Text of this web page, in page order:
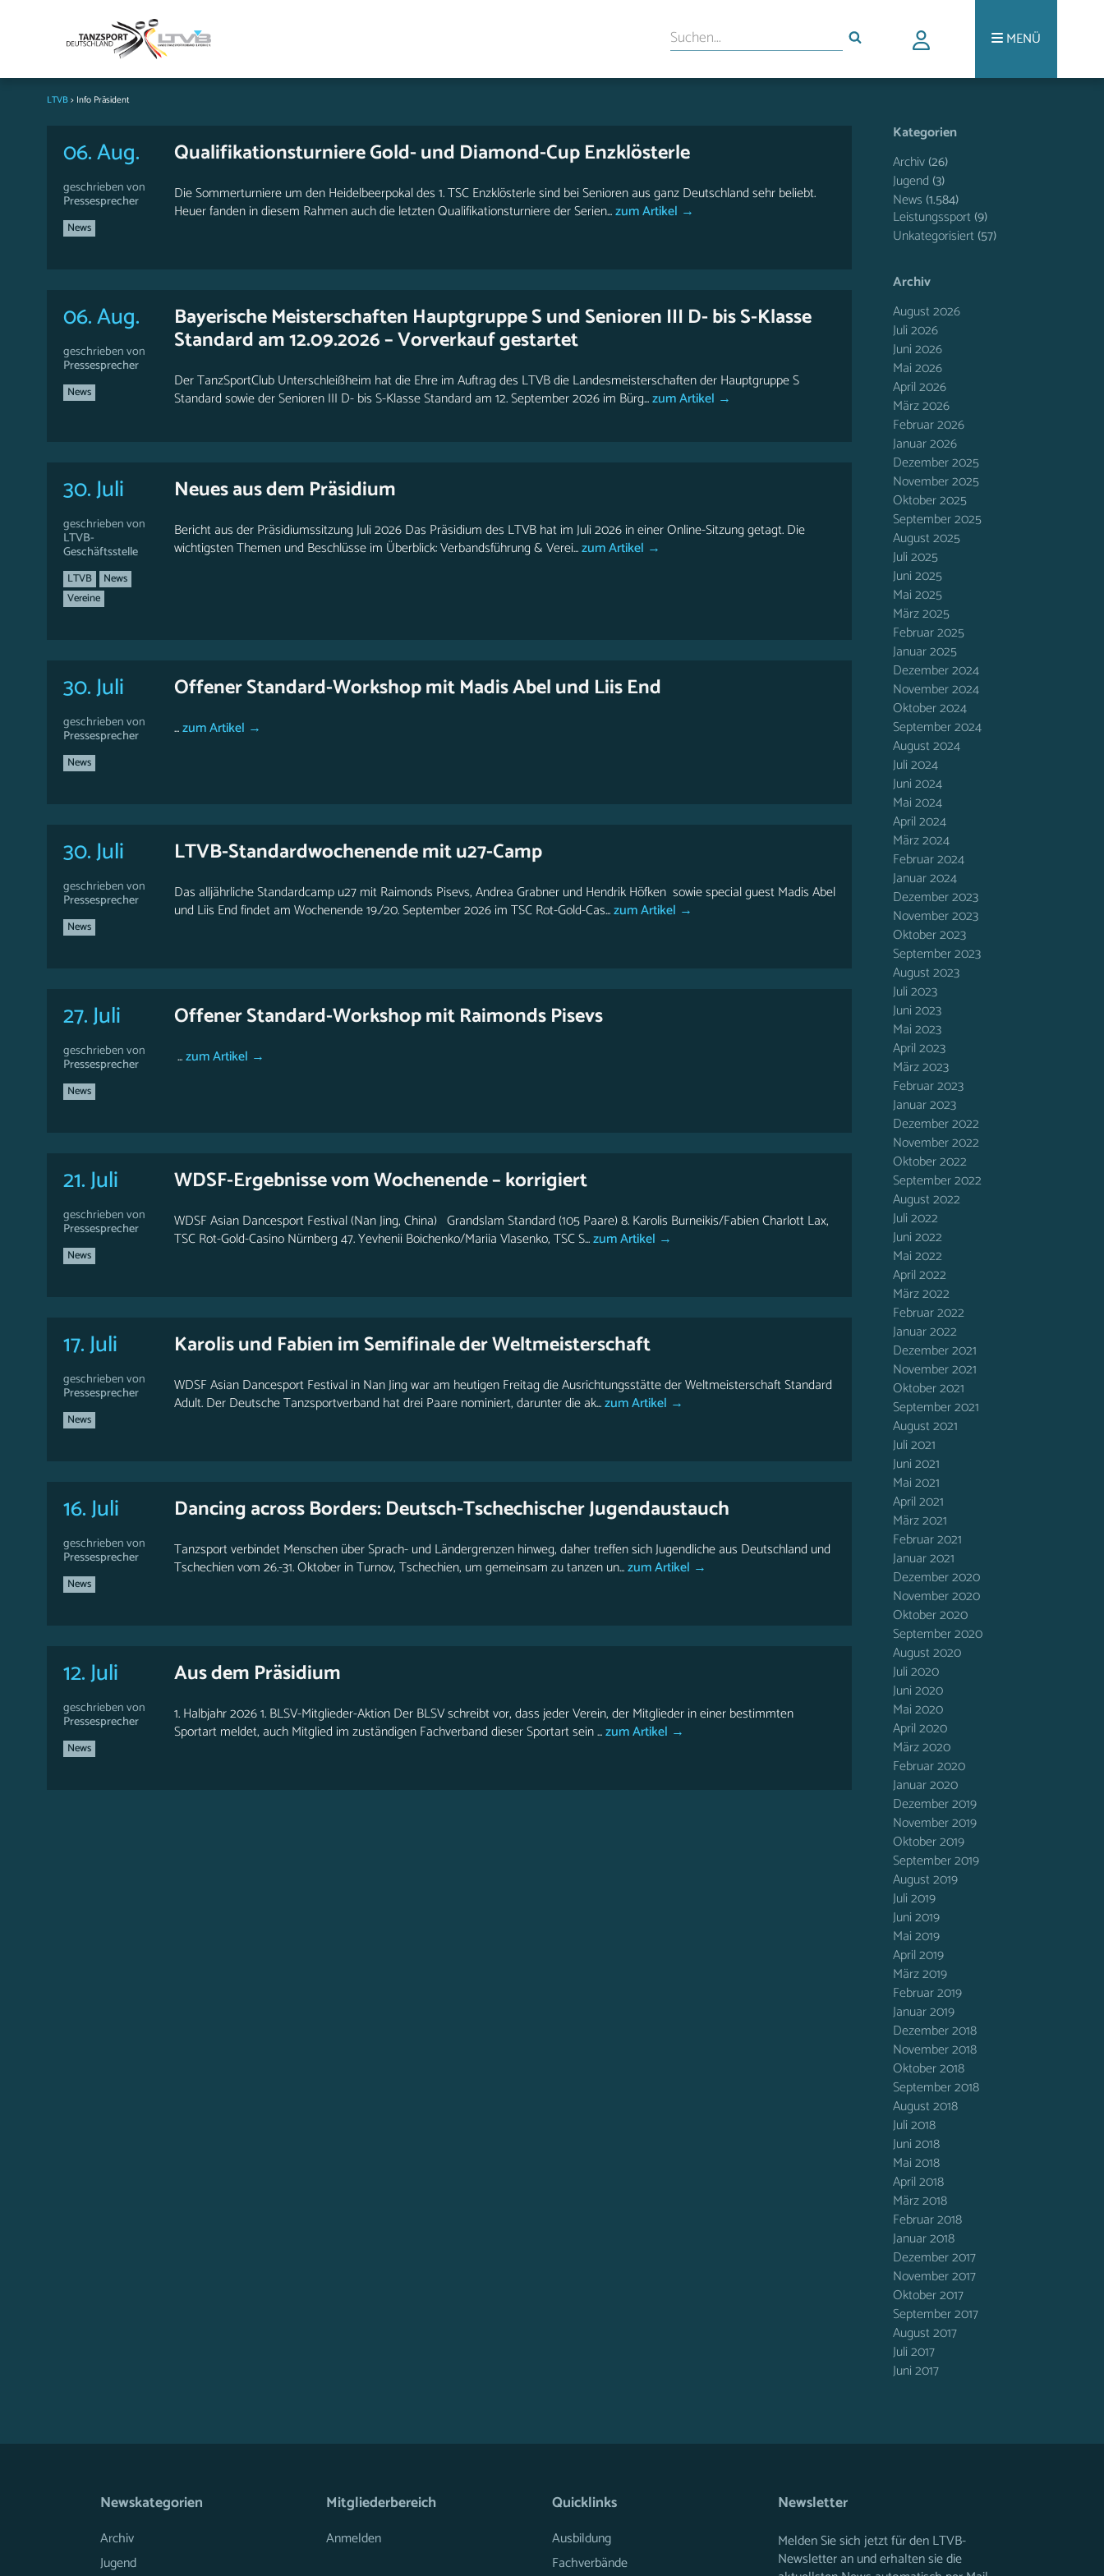
MENÜ
LTVB> Info Präsident
06. Aug.
geschrieben von
Pressesprecher
News
Qualifikationsturniere Gold- und Diamond-Cup Enzklösterle
Die Sommerturniere um den Heidelbeerpokal des 1. TSC Enzklösterle sind bei Senioren aus ganz Deutschland sehr beliebt.
Heuer fanden in diesem Rahmen auch die letzten Qualifikationsturniere der Serien...zum Artikel →
06. Aug.
geschrieben von
Pressesprecher
News
Bayerische Meisterschaften Hauptgruppe S und Senioren III D- bis S-Klasse
Standard am 12.09.2026 – Vorverkauf gestartet
Der TanzSportClub Unterschleißheim hat die Ehre im Auftrag des LTVB die Landesmeisterschaften der Hauptgruppe S
Standard sowie der Senioren III D- bis S-Klasse Standard am 12. September 2026 im Bürg...zum Artikel →
30. Juli
geschrieben von
LTVB-
Geschäftsstelle
LTVB
News
Vereine
Neues aus dem Präsidium
Bericht aus der Präsidiumssitzung Juli 2026 Das Präsidium des LTVB hat im Juli 2026 in einer Online-Sitzung getagt. Die
wichtigsten Themen und Beschlüsse im Überblick: Verbandsführung & Verei...zum Artikel →
30. Juli
geschrieben von
Pressesprecher
News
Offener Standard-Workshop mit Madis Abel und Liis End
...zum Artikel →
30. Juli
geschrieben von
Pressesprecher
News
LTVB-Standardwochenende mit u27-Camp
Das alljährliche Standardcamp u27 mit Raimonds Pisevs, Andrea Grabner und Hendrik Höfken sowie special guest Madis Abel
und Liis End findet am Wochenende 19./20. September 2026 im TSC Rot-Gold-Cas...zum Artikel →
27. Juli
geschrieben von
Pressesprecher
News
Offener Standard-Workshop mit Raimonds Pisevs
...zum Artikel →
21. Juli
geschrieben von
Pressesprecher
News
WDSF-Ergebnisse vom Wochenende – korrigiert
WDSF Asian Dancesport Festival (Nan Jing, China) Grandslam Standard (105 Paare) 8. Karolis Burneikis/Fabien Charlott Lax,
TSC Rot-Gold-Casino Nürnberg 47. Yevhenii Boichenko/Mariia Vlasenko, TSC S...zum Artikel →
17. Juli
geschrieben von
Pressesprecher
News
Karolis und Fabien im Semifinale der Weltmeisterschaft
WDSF Asian Dancesport Festival in Nan Jing war am heutigen Freitag die Ausrichtungsstätte der Weltmeisterschaft Standard
Adult. Der Deutsche Tanzsportverband hat drei Paare nominiert, darunter die ak...zum Artikel →
16. Juli
geschrieben von
Pressesprecher
News
Dancing across Borders: Deutsch-Tschechischer Jugendaustauch
Tanzsport verbindet Menschen über Sprach- und Ländergrenzen hinweg, daher treffen sich Jugendliche aus Deutschland und
Tschechien vom 26.-31. Oktober in Turnov, Tschechien, um gemeinsam zu tanzen un...zum Artikel →
12. Juli
geschrieben von
Pressesprecher
News
Aus dem Präsidium
1. Halbjahr 2026 1. BLSV-Mitglieder-Aktion Der BLSV schreibt vor, dass jeder Verein, der Mitglieder in einer bestimmten
Sportart meldet, auch Mitglied im zuständigen Fachverband dieser Sportart sein ...zum Artikel →
Kategorien
Archiv(26)
Jugend (3)
News (1.584)
Leistungssport(9)
Unkategorisiert(57)
Archiv
August 2026
Juli 2026
Juni 2026
Mai 2026
April 2026
März 2026
Februar 2026
Januar 2026
Dezember 2025
November 2025
Oktober 2025
September 2025
August 2025
Juli 2025
Juni 2025
Mai 2025
März 2025
Februar 2025
Januar 2025
Dezember 2024
November 2024
Oktober 2024
September 2024
August 2024
Juli 2024
Juni 2024
Mai 2024
April 2024
März 2024
Februar 2024
Januar 2024
Dezember 2023
November 2023
Oktober 2023
September 2023
August 2023
Juli 2023
Juni 2023
Mai 2023
April 2023
März 2023
Februar 2023
Januar 2023
Dezember 2022
November 2022
Oktober 2022
September 2022
August 2022
Juli 2022
Juni 2022
Mai 2022
April 2022
März 2022
Februar 2022
Januar 2022
Dezember 2021
November 2021
Oktober 2021
September 2021
August 2021
Juli 2021
Juni 2021
Mai 2021
April 2021
März 2021
Februar 2021
Januar 2021
Dezember 2020
November 2020
Oktober 2020
September 2020
August 2020
Juli 2020
Juni 2020
Mai 2020
April 2020
März 2020
Februar 2020
Januar 2020
Dezember 2019
November 2019
Oktober 2019
September 2019
August 2019
Juli 2019
Juni 2019
Mai 2019
April 2019
März 2019
Februar 2019
Januar 2019
Dezember 2018
November 2018
Oktober 2018
September 2018
August 2018
Juli 2018
Juni 2018
Mai 2018
April 2018
März 2018
Februar 2018
Januar 2018
Dezember 2017
November 2017
Oktober 2017
September 2017
August 2017
Juli 2017
Juni 2017
Newskategorien
Archiv
Jugend
Mitgliederbereich
Anmelden
Quicklinks
Ausbildung
Fachverbände
Newsletter
Melden Sie sich jetzt für den LTVB-
Newsletter an und erhalten sie die